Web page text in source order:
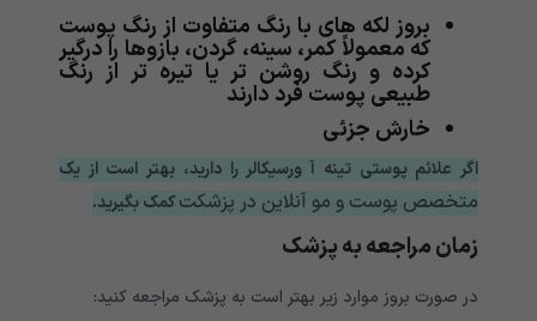
بروز لکه های با رنگ متفاوت از رنگ پوست
که معمولاً کمر، سینه، گردن، بازوها را درگیر
کرده و رنگ روشن تر یا تیره تر از رنگ
طبیعی پوست فرد دارند
خارش جزئی
اگر علائم پوستی تینه آ ورسیکالر را دارید، بهتر است از یک
متخصص پوست و مو آنلاین در پزشکتکمک بگیرید.
زمان مراجعه به پزشک
در صورت بروز موارد زیر بهتر است به پزشک مراجعه کنید: